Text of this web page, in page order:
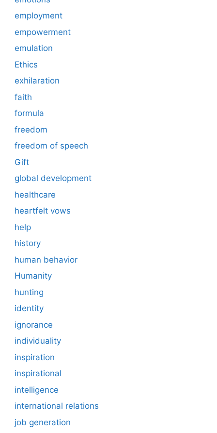
employment
empowerment
emulation
Ethics
exhilaration
faith
formula
freedom
freedom of speech
Gift
global development
healthcare
heartfelt vows
help
history
human behavior
Humanity
hunting
identity
ignorance
individuality
inspiration
inspirational
intelligence
international relations
job generation